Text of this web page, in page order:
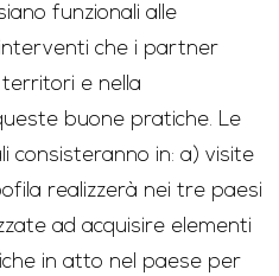
funzionali alle
che i partner
e nella
buone pratiche. Le
consisteranno in: a) visite
realizzerà nei tre paesi
ad acquisire elementi
in atto nel paese per